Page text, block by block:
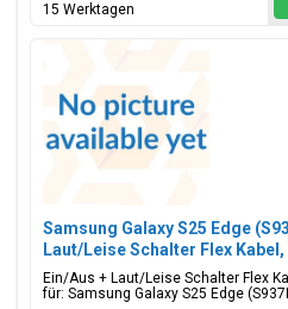
15 Werktagen
Samsung Galaxy S25 Edge
Laut/Leise Schalter Flex Kabel,
Ein/Aus + Laut/Leise Schalter Flex
für: Samsung Galaxy S25 Edge